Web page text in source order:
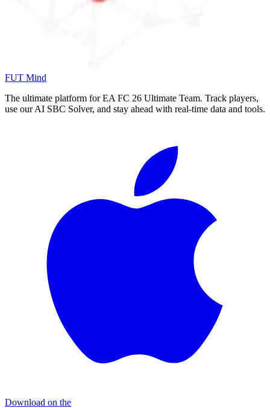
FUT Mind
The ultimate platform for EA FC 26 Ultimate Team. Track players,
use our AI SBC Solver, and stay ahead with real-time data and tools.
Download on the